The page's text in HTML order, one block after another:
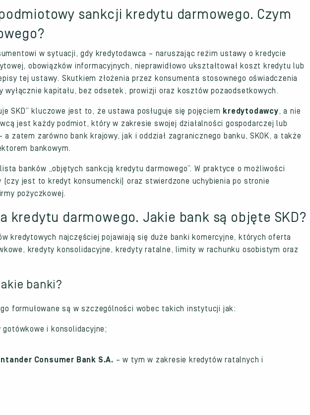
sankcji kredytu darmowego. Czym
w sytuacji, gdy kredytodawca – naruszając reżim ustawy o kredycie
obowiązków informacyjnych, nieprawidłowo ukształtował koszt kredytu lub
tej ustawy. Skutkiem złożenia przez konsumenta stosownego oświadczenia
kapitału, bez odsetek, prowizji oraz kosztów pozaodsetkowych.
SKD” kluczowe jest to, że ustawa posługuje się pojęciem kredytodawcy, a nie
jest każdy podmiot, który w zakresie swojej działalności gospodarczej lub
zatem zarówno bank krajowy, jak i oddział zagranicznego banku, SKOK, a także
bankowym.
banków „objętych sankcją kredytu darmowego”. W praktyce o możliwości
(czy jest to kredyt konsumencki) oraz stwierdzone uchybienia po stronie
pożyczkowej.
kredytu darmowego. Jakie bank są objęte SKD?
kredytowych najczęściej pojawiają się duże banki komercyjne, których oferta
kredyty konsolidacyjne, kredyty ratalne, limity w rachunku osobistym oraz
banki?
formułowane są w szczególności wobec takich instytucji jak:
i konsolidacyjne;
Consumer Bank S.A. – w tym w zakresie kredytów ratalnych i